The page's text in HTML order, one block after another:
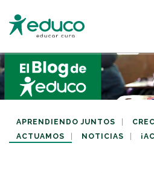
MIS
MIS
APRENDIENDO JUNTOS
ACTUAMOS
NOTICIAS